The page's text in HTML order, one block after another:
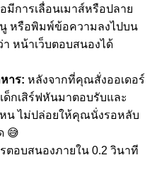
อมีการเลื่อนเมาส์หรือปลาย
หรือพิมพ์ข้อความลงไปบน
า หน้าเว็บตอบสนองได้
าร: หลังจากที่คุณสั่งออเดอร์
ด็กเสิร์ฟหันมาตอบรับและ
น ไม่ปล่อยให้คุณนั่งรอหลับ
😅
ตอบสนองภายใน 0.2 วินาที